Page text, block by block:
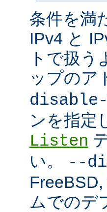
条件を満
IPv4 と
トで扱う
ップのア
disable-
ンを指定
Listen
い。
--
ムでのデ